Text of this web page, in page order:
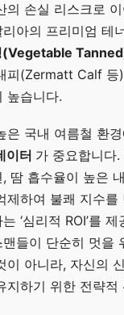
의 손실 리스크로
아의 프리미엄 테
(Vegetable
피(Zermatt Calf 등
높습니다.
은 국내 여름철 환
이터 가 중요합니다
땀 흡수율이 높은
제하여 불쾌 지수를
‘심리적 ROI’를
들이 단순히 멋을
이 아니라, 자신의
지하기 위한 전략적